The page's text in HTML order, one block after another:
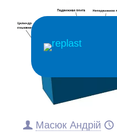
Масюк Андрій